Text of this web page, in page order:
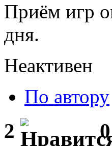
Приём игр
дня.
Неактивен
По автору
2 0